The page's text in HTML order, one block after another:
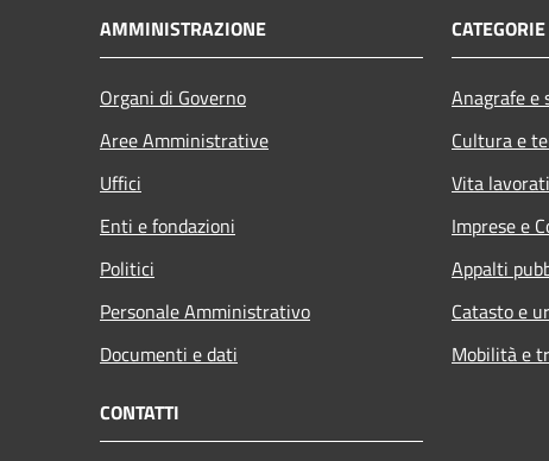
AMMINISTRAZIONE
Organi di Governo
Aree Amministrative
Uffici
Enti e fondazioni
Politici
Personale Amministrativo
Documenti e dati
Anagrafe e
Cultura e
Vita
Imprese e
Appalti
Catasto e
Mobilità e
CONTATTI